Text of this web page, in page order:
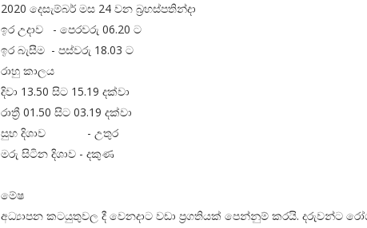
2020 දෙසැම්බර් මස 24 වන බ්‍රහස්පතින්දා
ඉර උදාව - පෙරවරු 06.20 ට
ඉර බැසීම - පස්වරු 18.03 ට
රාහු කාලය
දිවා 13.50 සිට 15.19 දක්වා
රාත්‍රී 01.50 සිට 03.19 දක්වා
සුභ දිශාව - උතුර
මරු සිටින දිශාව - දකුණ
මේෂ
අධ්‍යාපන කටයුතුවල දී වෙනදාට වඩා ප්‍රගතියක් පෙන්නුම් කරයි. දරුවන්ට